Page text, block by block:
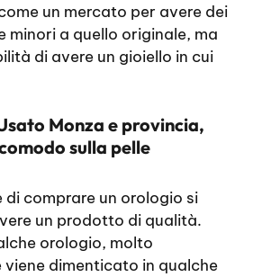
un mercato per avere dei
minori a quello originale, ma
di avere un gioiello in cui
Monza e provincia,
sulla pelle
di comprare un orologio si
un prodotto di qualità.
orologio, molto
viene dimenticato in qualche